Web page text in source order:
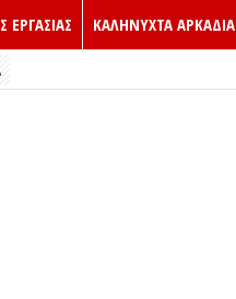
ΕΡΓΑΣΙΑΣ ΚΑΛΗΝΥΧΤΑ ΑΡΚΑΔΙΑ